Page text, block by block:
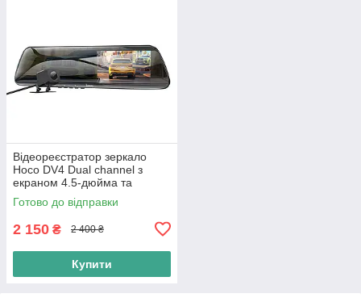
Відеореєстратор зеркало
Hoco DV4 Dual channel з
екраном 4.5-дюйма та
камерою заднього виду,
чорний
Готово до відправки
2 150 ₴ 2 400 ₴
Купити